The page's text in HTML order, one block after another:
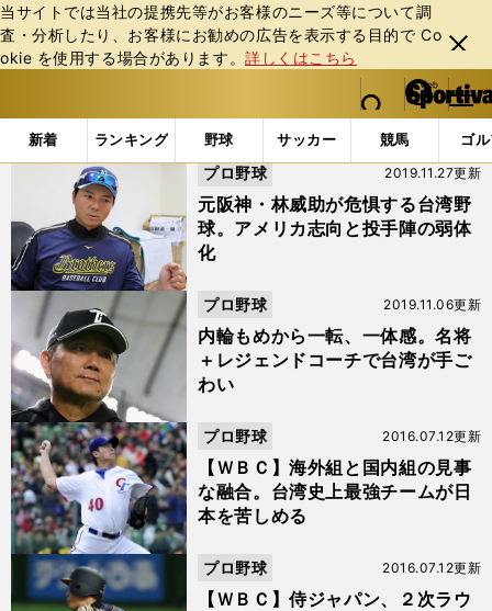
当サイトでは当社の提携先等がお客様のニーズ等について調
査・分析したり、お客様にお勧めの広告を表⽰する⽬的で Co
okie を使⽤する場合があります。詳しくはこちら
閉じ
る
web Sportiva (webスポルティーバ)
検索
マイペ
ー
ジ
メニュ
新着 ランキング 野球 サッカー 競馬 ゴ
b
ス
テ
ィ
ー
バ
「#王建民」の最新ニュース・ 情報
元阪神・林威助が危惧する台湾野
球。アメリカ志向と投手陣の弱体
化
2019.11.27更新
プロ野球
内輪もめから一転、一体感。名将
＋レジェンドコーチで台湾が手ご
わい
2019.11.06更新
プロ野球
【ＷＢＣ】海外組と国内組の見事
な融合。台湾史上最強チームが日
本を苦しめる
2016.07.12更新
プロ野球
【ＷＢＣ】侍ジャパン、２次ラウ
2016.07.12更新
プロ野球